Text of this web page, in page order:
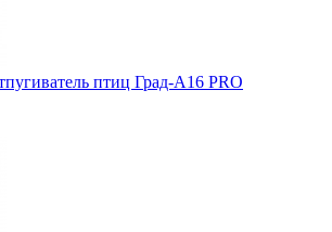
птиц Град-А16 PRO